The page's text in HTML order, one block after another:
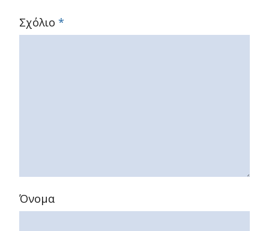
Σχόλιο *
Όνομα